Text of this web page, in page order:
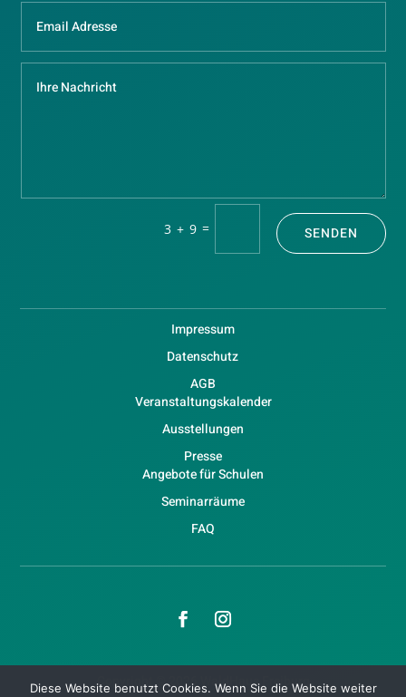
3 + 9 = SENDEN
Impressum
Datenschutz
AGB
Veranstaltungskalender
Ausstellungen
Presse
Angebote für Schulen
Seminarräume
FAQ
Copyright © 2026 WaldHaus Freiburg
Diese Website benutzt Cookies. Wenn Sie die Website weiter